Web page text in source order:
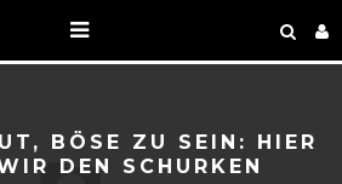
BÖSE ZU SEIN: HIER
DEN SCHURKEN